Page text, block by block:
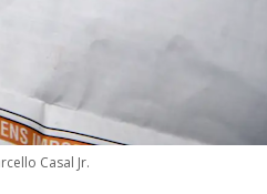
Casal Jr.